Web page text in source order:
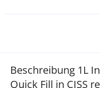
Beschreibung 1L
Quick Fill in CISS